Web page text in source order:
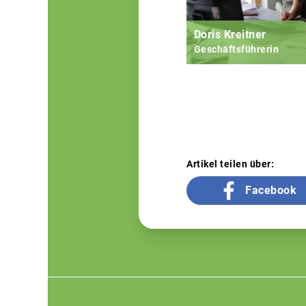
Doris Kreitner
Geschäftsführerin
Artikel teilen über:
Facebook